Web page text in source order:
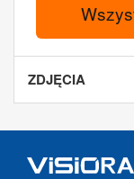
ZDJĘCIA